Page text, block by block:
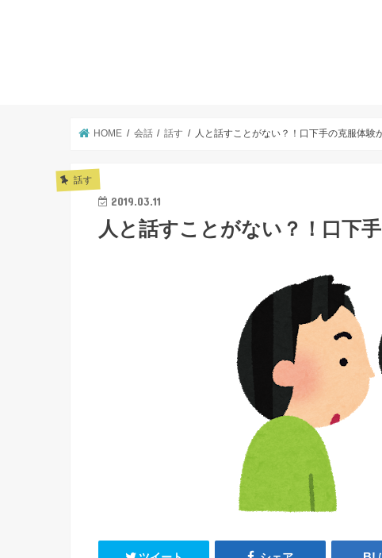
HOME 会話 話す 人と話すことがない？！口下手の克服体験
話す
2019.03.11
人と話すことがない？！口下